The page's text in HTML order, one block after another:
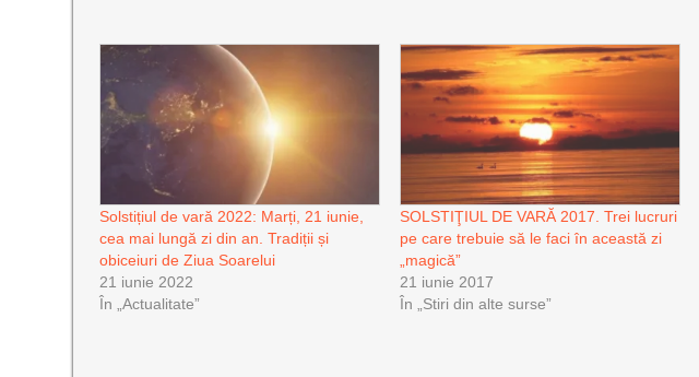
Solstițiul de vară 2022: Marți, 21 iunie,
cea mai lungă zi din an. Tradiții și
obiceiuri de Ziua Soarelui
21 iunie 2022
În „Actualitate”
SOLSTIŢIUL DE VARĂ 2017. Trei lucruri
pe care trebuie să le faci în această zi
„magică”
21 iunie 2017
În „Stiri din alte surse”